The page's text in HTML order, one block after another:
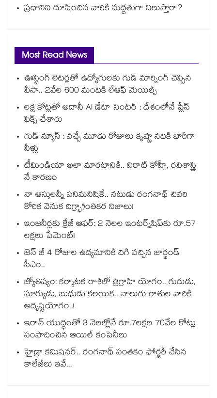
ప్రధానిని దూషించిన వారికి మద్దతుగా నిలుస్తారా?
Most Read News
ఊస్టింగ్ లెటర్లతో ఉద్యోగులకు గుడ్ మార్నింగ్ చెప్పిన
వీసా.. 2వేల 600 మందికి లేఆఫ్ మెయిల్స్
లక్ష కోట్లతో అదానీ AI డేటా సెంటర్ : దేశంలోనే ప్లేస్
ఫిక్స్ చేశారు
గుడ్ న్యూస్ : వచ్చే మూడు రోజులు కృష్ణా నదికి భారీగా
నీళ్లు
టీమిండియా అలా మారటానికి.. విరాట్ కోహ్లీ, రవిశాస్త్రి
నే కారణం
నా ఆస్తులన్నీ పనిమనిషికే.. నటుడు రంగనాథ్ చివరి
కోరిక వెనుక దిగ్భ్రాంతికర నిజాలు!
ఇంజనీర్లకు క్రేజీ ఆఫర్: 2 నెలల ఇంటర్న్‌షిప్‌కు రూ.57
లక్షలు పేమెంట్!
జెన్ జీ 4 రోజుల ఉద్యమానికి దిగి వచ్చిన జార్ఖండ్
సీఎం..
జ్యోతిష్యం: కర్కాటక రాశిలో త్రిగ్రాహి యోగం.. గురుడు,
సూర్యుడు, బుధుడు కలయిక.. నాలుగు రాశుల వారికి
అదృష్టయోగం..!
ఇరాన్ యుద్ధంతో 3 నెలల్లోనే రూ.7లక్షల 70వేల కోట్లు
సంపాదించిన ఆయిల్ కంపెనీలు
హైడ్రా కమిషనర్.. రంగనాథ్ సంతకం ఫోర్జరీ చేసిన
కాలేజీలు ఇవే...